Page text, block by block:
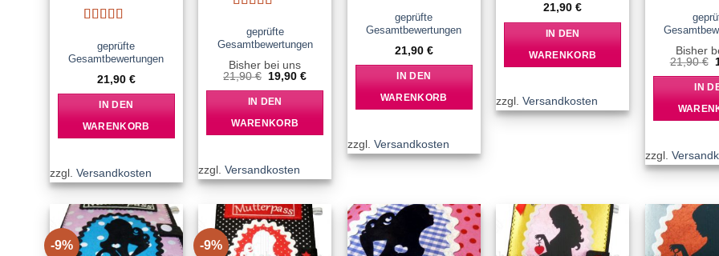
mit5von 5
geprüfte
Gesamtbewertungen
21,90 €
IN DEN
WARENKORB
zzgl. Versandkosten
mit5von 5
geprüfte
Gesamtbewertungen
Bisher bei uns
21,90€ Ursprünglicher
war:
21,90 €
19,90€Aktueller
IN DEN
WARENKORB
zzgl.Versandkosten
mit5von 5
geprüfte
Gesamtbewertungen
21,90 €
IN DEN
WARENKORB
zzgl. Versandkosten
21,90€
IN DEN
WARENKORB
zzgl.Versandkosten
mit5
Bisher
21,90€
IN
zzgl.
-9%
Add to
-9%
Add to
Add to
Add to